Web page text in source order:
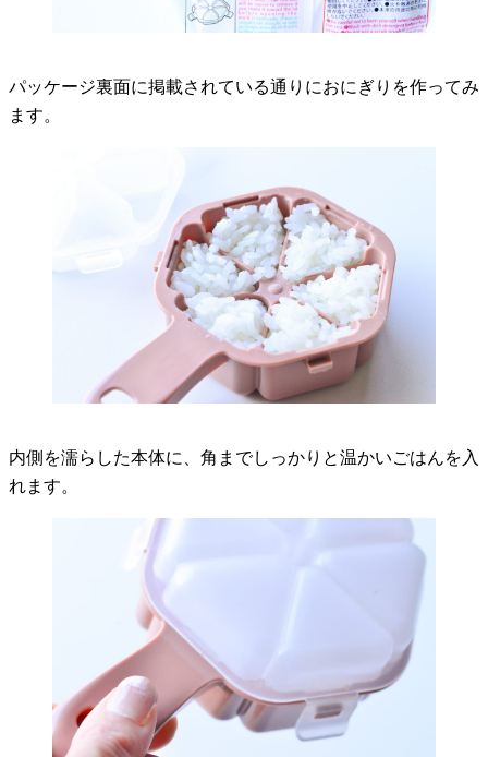
パッケージ裏面に掲載されている通りにおにぎりを作ってみ
ます。
内側を濡らした本体に、角までしっかりと温かいごはんを入
れます。